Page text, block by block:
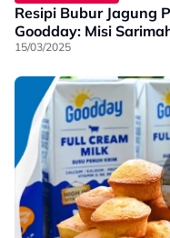
Resipi Bubur Jagung
Goodday: Misi
15/03/2025